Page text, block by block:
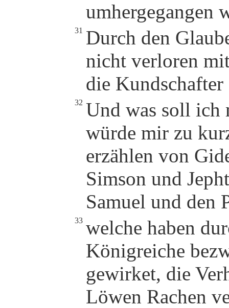
umhergegangen
31 Durch den
nicht verloren
die
32 Und was soll ich
würde mir zu
erzählen von
Simson und
Samuel und den
33 welche haben
Königreiche
gewirket, die
Löwen Rachen